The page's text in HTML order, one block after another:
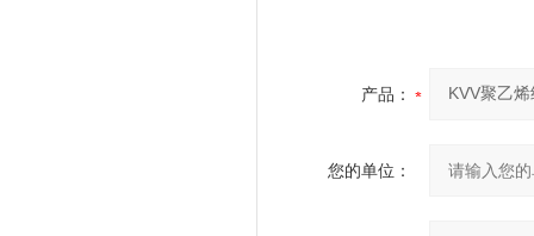
产品：
您的单位：